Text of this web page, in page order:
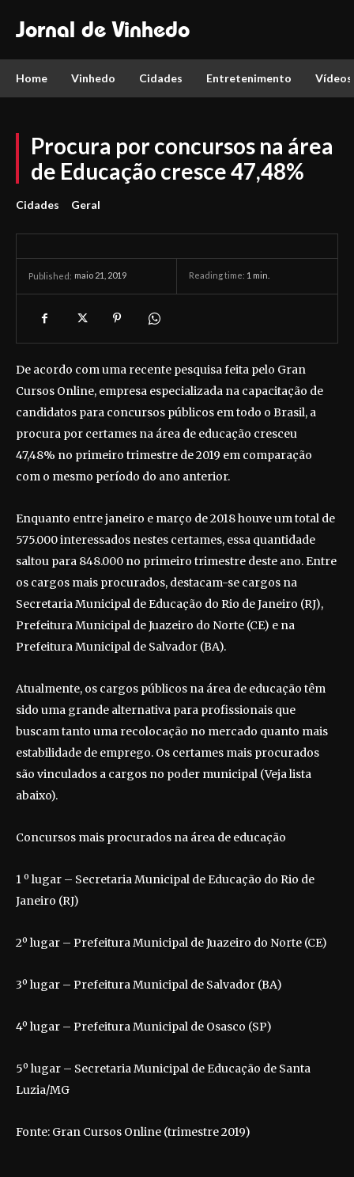
Jornal de Vinhedo
Home Vinhedo Cidades Entretenimento Vídeos
Procura por concursos na área
de Educação cresce 47,48%
Cidades Geral
Published: maio 21, 2019 Reading time: 1 min.
De acordo com uma recente pesquisa feita pelo Gran
Cursos Online, empresa especializada na capacitação de
candidatos para concursos públicos em todo o Brasil, a
procura por certames na área de educação cresceu
47,48% no primeiro trimestre de 2019 em comparação
com o mesmo período do ano anterior.
Enquanto entre janeiro e março de 2018 houve um total de
575.000 interessados nestes certames, essa quantidade
saltou para 848.000 no primeiro trimestre deste ano. Entre
os cargos mais procurados, destacam-se cargos na
Secretaria Municipal de Educação do Rio de Janeiro (RJ),
Prefeitura Municipal de Juazeiro do Norte (CE) e na
Prefeitura Municipal de Salvador (BA).
Atualmente, os cargos públicos na área de educação têm
sido uma grande alternativa para profissionais que
buscam tanto uma recolocação no mercado quanto mais
estabilidade de emprego. Os certames mais procurados
são vinculados a cargos no poder municipal (Veja lista
abaixo).
Concursos mais procurados na área de educação
1 º lugar – Secretaria Municipal de Educação do Rio de
Janeiro (RJ)
2º lugar – Prefeitura Municipal de Juazeiro do Norte (CE)
3º lugar – Prefeitura Municipal de Salvador (BA)
4º lugar – Prefeitura Municipal de Osasco (SP)
5º lugar – Secretaria Municipal de Educação de Santa
Luzia/MG
Fonte: Gran Cursos Online (trimestre 2019)